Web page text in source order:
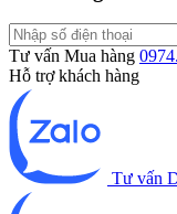
Tư vấn Mua hàng
Hỗ trợ khách hàng
Tư vấn